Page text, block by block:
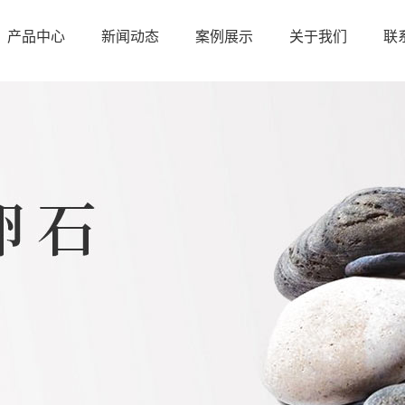
产品中心 新闻动态 案例展示 关于我们 联